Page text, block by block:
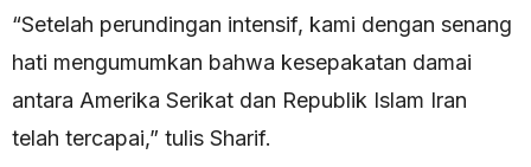
“Setelah perundingan intensif, kami dengan senang
hati mengumumkan bahwa kesepakatan damai
antara Amerika Serikat dan Republik Islam Iran
telah tercapai,” tulis Sharif.